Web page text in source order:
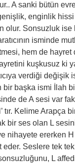
A sanki bütün
enginlik
olur. Sonsuzluk
isminde
hem de
kuşkusuz ki
verdiği
bir başka ismi
de A sesi var
tır. Kelime Arapça
bir ses olan L
nihayete ererken
Seslere tek tek
L